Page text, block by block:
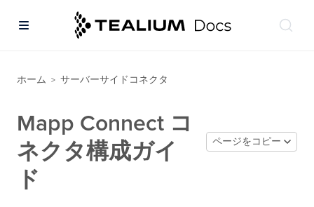
ホーム > サーバーサイドコネクタ
Mapp Connect コ
ネクタ構成ガイ
ド
ページをコピー